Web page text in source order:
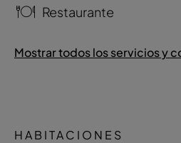
Restaurante
Mostrar todos los servicios y
HABITACIONES